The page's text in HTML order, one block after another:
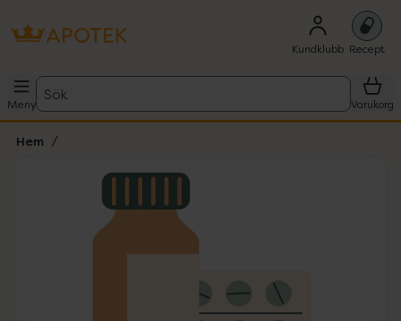
Kundklubb Recept
Meny
Sök
Varukorg
Hem
Lista: . Innehåller 1 objekt.